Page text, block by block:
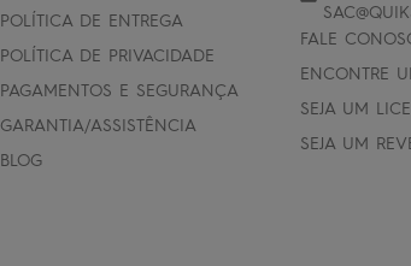
POLÍTICA DE ENTREGA
POLÍTICA DE PRIVACIDADE
PAGAMENTOS E SEGURANÇA
GARANTIA/ASSISTÊNCIA
BLOG
FALE
ENCONTRE
SEJA UM
SEJA UM